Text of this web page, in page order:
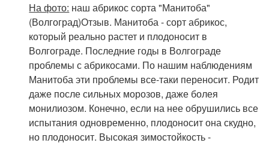
На фото: наш абрикос сорта "Манитоба"
(Волгоград)Отзыв. Манитоба - сорт абрикос,
который реально растет и плодоносит в
Волгограде. Последние годы в Волгограде
проблемы с абрикосами. По нашим наблюдениям
Манитоба эти проблемы все-таки переносит. Родит
даже после сильных морозов, даже болея
монилиозом. Конечно, если на нее обрушились все
испытания одновременно, плодоносит она скудно,
но плодоносит. Высокая зимостойкость -